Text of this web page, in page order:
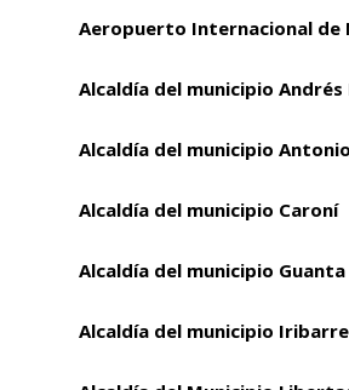
Aeropuerto Internacional de
Alcaldía del municipio Andrés
Alcaldía del municipio
Alcaldía del municipio Caroní
Alcaldía del municipio Guanta
Alcaldía del municipio